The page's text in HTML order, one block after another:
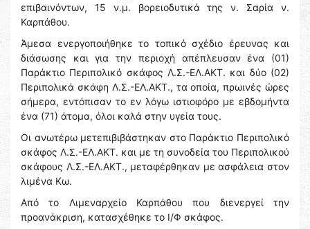
επιβαινόντων, 15 ν.μ. βορειοδυτικά της ν. Σαρία ν.
Καρπάθου.
Άμεσα ενεργοποιήθηκε το τοπικό σχέδιο έρευνας και
διάσωσης και για την περιοχή απέπλευσαν ένα (01)
Παράκτιο Περιπολικό σκάφος Λ.Σ.-ΕΛ.ΑΚΤ. και δύο (02)
Περιπολικά σκάφη Λ.Σ.-ΕΛ.ΑΚΤ., τα οποία, πρωινές ώρες
σήμερα, εντόπισαν το εν λόγω ιστιοφόρο με εβδομήντα
ένα (71) άτομα, όλοι καλά στην υγεία τους.
Οι ανωτέρω μετεπιβιβάστηκαν στο Παράκτιο Περιπολικό
σκάφος Λ.Σ.-ΕΛ.ΑΚΤ. και με τη συνοδεία του Περιπολικού
σκάφους Λ.Σ.-ΕΛ.ΑΚΤ., μεταφέρθηκαν με ασφάλεια στον
λιμένα Κω.
Από το Λιμεναρχείο Καρπάθου που διενεργεί την
προανάκριση, κατασχέθηκε το Ι/Φ σκάφος.